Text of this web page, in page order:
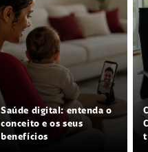
Saúde digital: entenda o
conceito e os seus
benefícios